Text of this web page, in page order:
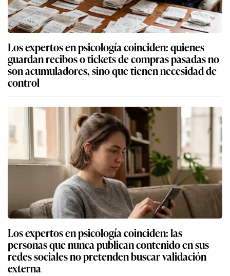
Los expertos en psicología coinciden: quienes
guardan recibos o tickets de compras pasadas no
son acumuladores, sino que tienen necesidad de
control
Los expertos en psicología coinciden: las
personas que nunca publican contenido en sus
redes sociales no pretenden buscar validación
externa